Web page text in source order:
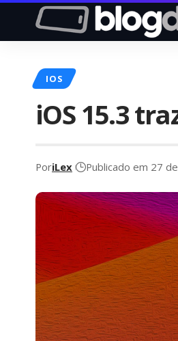
IOS
iOS 15.3
PoriLex Publicado em 27